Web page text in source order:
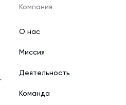
Компания
О нас
Миссия
Деятельность
Команда